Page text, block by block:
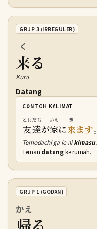
GRUP 3 (IRREGULER)
来
く
る
Kuru
Datang
CONTOH KALIMAT
友達
ともだち
が家
いえ
に来
き
ます。
Tomodachi ga ie nikimasu.
Teman datangke rumah.
GRUP 1 (GODAN)
帰
かえ
る